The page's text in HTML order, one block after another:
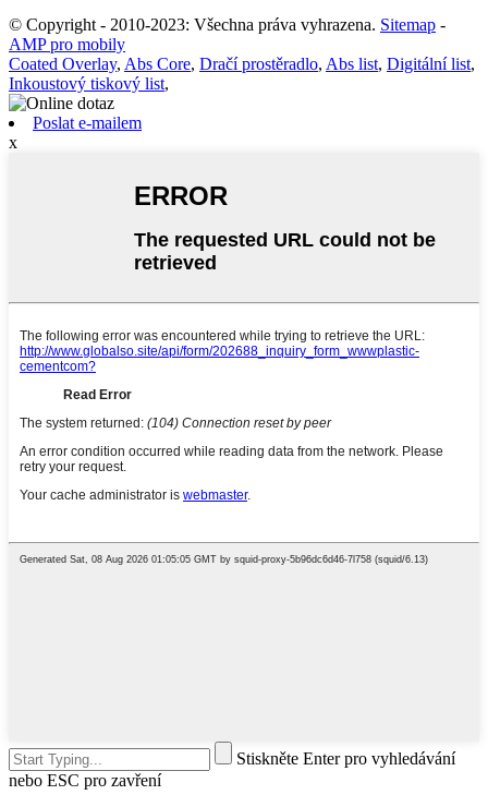
© Copyright - 2010-2023: Všechna práva vyhrazena. Sitemap -
AMP pro mobily
Coated Overlay, Abs Core, Dračí prostěradlo, Abs list, Digitální list,
Inkoustový tiskový list,
Poslat e-mailem
x
Stiskněte Enter pro vyhledávání
nebo ESC pro zavření